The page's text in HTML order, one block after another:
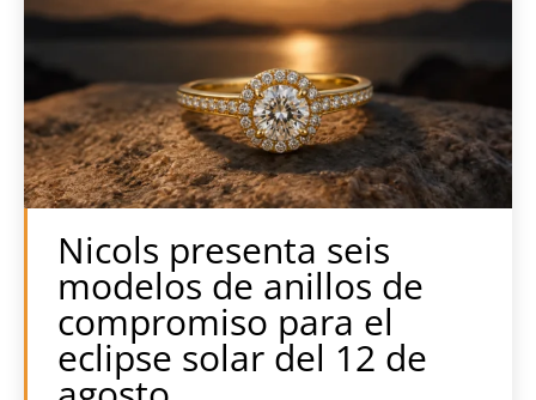
Nicols presenta seis
modelos de anillos de
compromiso para el
eclipse solar del 12 de